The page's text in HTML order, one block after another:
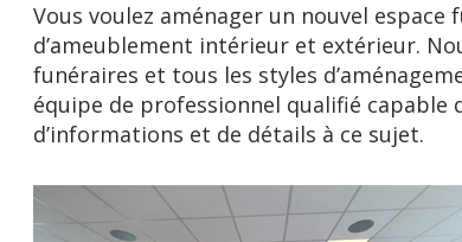
Vous voulez aménager un nouvel
d’ameublement intérieur et extérieur.
funéraires et tous les styles
équipe de professionnel qualifié
d’informations et de détails à ce sujet.